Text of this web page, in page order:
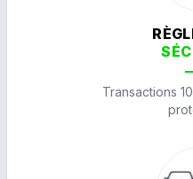
Transactions